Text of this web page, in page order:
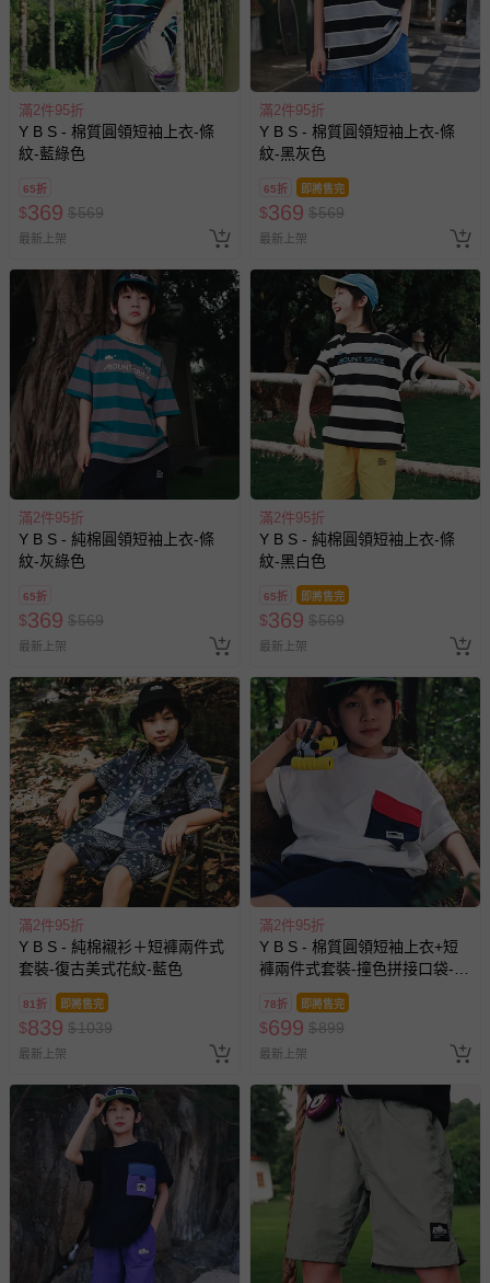
滿2件95折
Y B S - 棉質圓領短袖上衣-條
紋-藍綠色
65折
$369 $569
最新上架
滿2件95折
Y B S - 棉質圓領短袖上衣-條
紋-黑灰色
65折 即將售完
$369 $569
最新上架
滿2件95折
Y B S - 純棉圓領短袖上衣-條
紋-灰綠色
65折
$369 $569
最新上架
滿2件95折
Y B S - 純棉圓領短袖上衣-條
紋-黑白色
65折 即將售完
$369 $569
最新上架
滿2件95折
Y B S - 純棉襯衫＋短褲兩件式
套裝-復古美式花紋-藍色
81折 即將售完
$839 $1039
最新上架
滿2件95折
Y B S - 棉質圓領短袖上衣+短
褲兩件式套裝-撞色拼接口袋-白
78折 即將售完
$699 $899
最新上架